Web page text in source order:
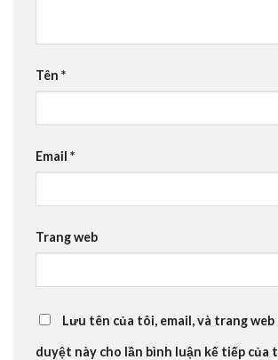
Tên *
Email *
Trang web
Lưu tên của tôi, email, và trang
duyệt này cho lần bình luận kế tiếp của